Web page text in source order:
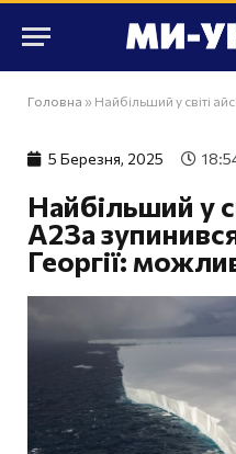
Головна » Найбільший у світі айсберг A23a
5 Березня, 2025
Найбільший у
A23a
Георгії: